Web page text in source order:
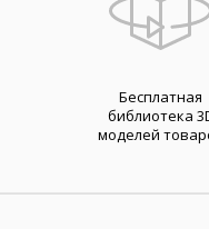
Бесплатная
библиотека
моделей